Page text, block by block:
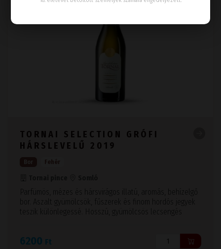
TORNAI SELECTION GRÓFI
HÁRSLEVELŰ 2019
Parfümös, mézes és hársvirágos illatú, aromás, behízelgő
bor. Aszalt gyümölcsök, fűszerek és finom hordós jegyek
teszik különlegessé. Hosszú, gyümölcsös lecsengés
6200 Ft